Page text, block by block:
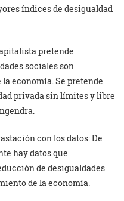
índices de desigualdad
pretende
sociales son
economía. Se pretende
privada sin límites y libre
con los datos: De
hay datos que
de desigualdades
de la economía.